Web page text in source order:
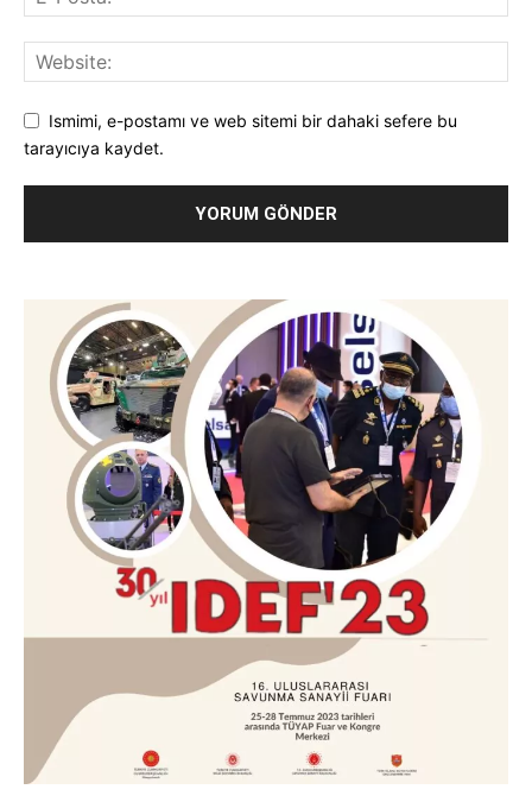
Ismimi, e-postamı ve web sitemi bir dahaki sefere bu
tarayıcıya kaydet.